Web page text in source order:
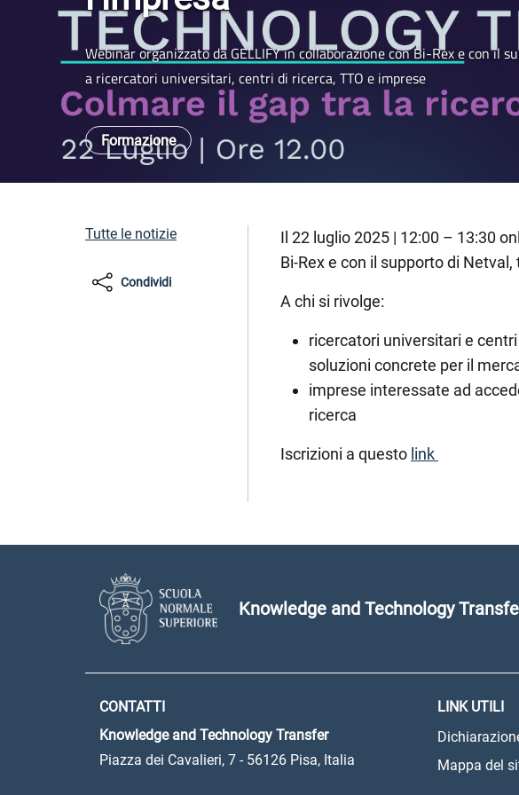
Webinar organizzato da GELLIFY in collaborazione con Bi-Rex e con il
a ricercatori universitari, centri di ricerca, TTO e imprese
Formazione
Tutte le notizie
Condividi
Il 22 luglio 2025 | 12:00 – 13:30
Bi-Rex e con il supporto di Netval,
A chi si rivolge:
ricercatori universitari e
soluzioni concrete per il
imprese interessate ad
ricerca
Iscrizioni a questo link
Knowledge and Technology
CONTATTI
Knowledge and Technology Transfer
Piazza dei Cavalieri, 7 - 56126 Pisa, Italia
LINK UTILI
Mappa del